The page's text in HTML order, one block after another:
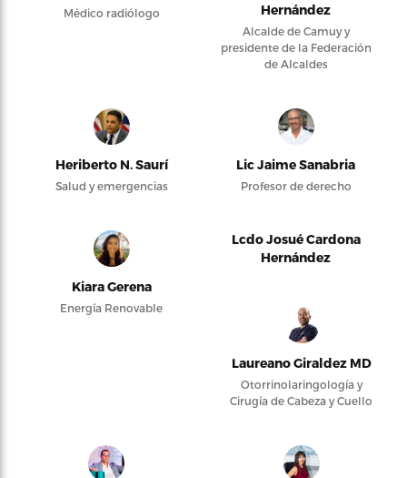
Médico radiólogo
Hernández
Alcalde de Camuy y
presidente de la Federación
de Alcaldes
Heriberto N. Saurí
Salud y emergencias
Lic Jaime Sanabria
Profesor de derecho
Kiara Gerena
Energía Renovable
Lcdo Josué Cardona
Hernández
Laureano Giraldez MD
Otorrinolaringología y
Cirugía de Cabeza y Cuello